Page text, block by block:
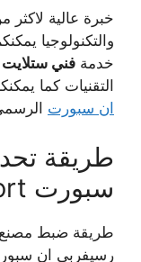
والتكنولوجيا
خدمة فني
التقنيات كما
ان سبورت
طريقة
سبورت bein sport
طريقة ضبط
رسيفربي ان